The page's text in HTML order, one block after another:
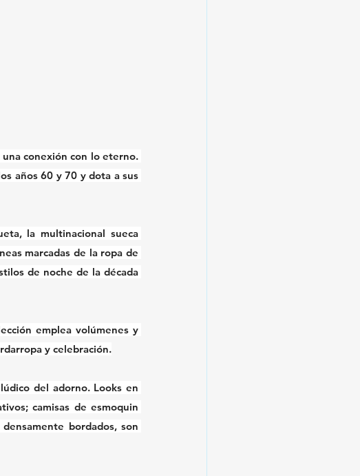
conexión con lo eterno.
años 60 y 70 y dota a sus
la multinacional sueca
marcadas de la ropa de
de noche de la década
emplea volúmenes y
y celebración.
del adorno. Looks en
camisas de esmoquin
bordados, son